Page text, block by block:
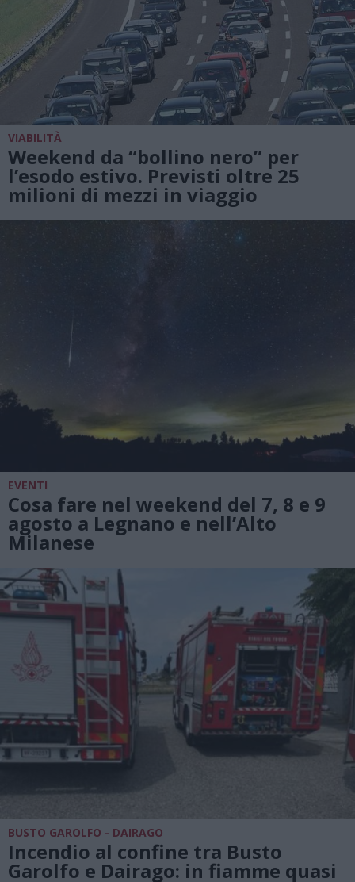
VIABILITÀ
Weekend da “bollino nero” per
l’esodo estivo. Previsti oltre 25
milioni di mezzi in viaggio
EVENTI
Cosa fare nel weekend del 7, 8 e 9
agosto a Legnano e nell’Alto
Milanese
BUSTO GAROLFO - DAIRAGO
Incendio al confine tra Busto
Garolfo e Dairago: in fiamme quasi